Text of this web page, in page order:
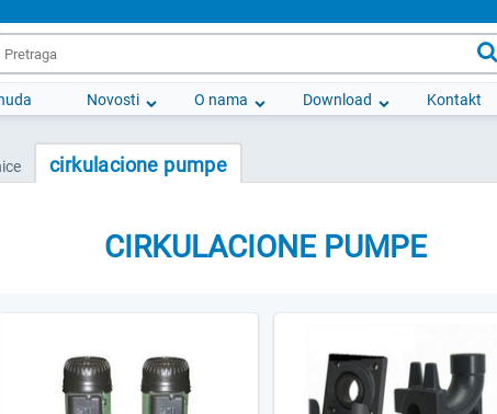
Novosti O nama Download Kontakt

cirkulacione pumpe
CIRKULACIONE PUMPE